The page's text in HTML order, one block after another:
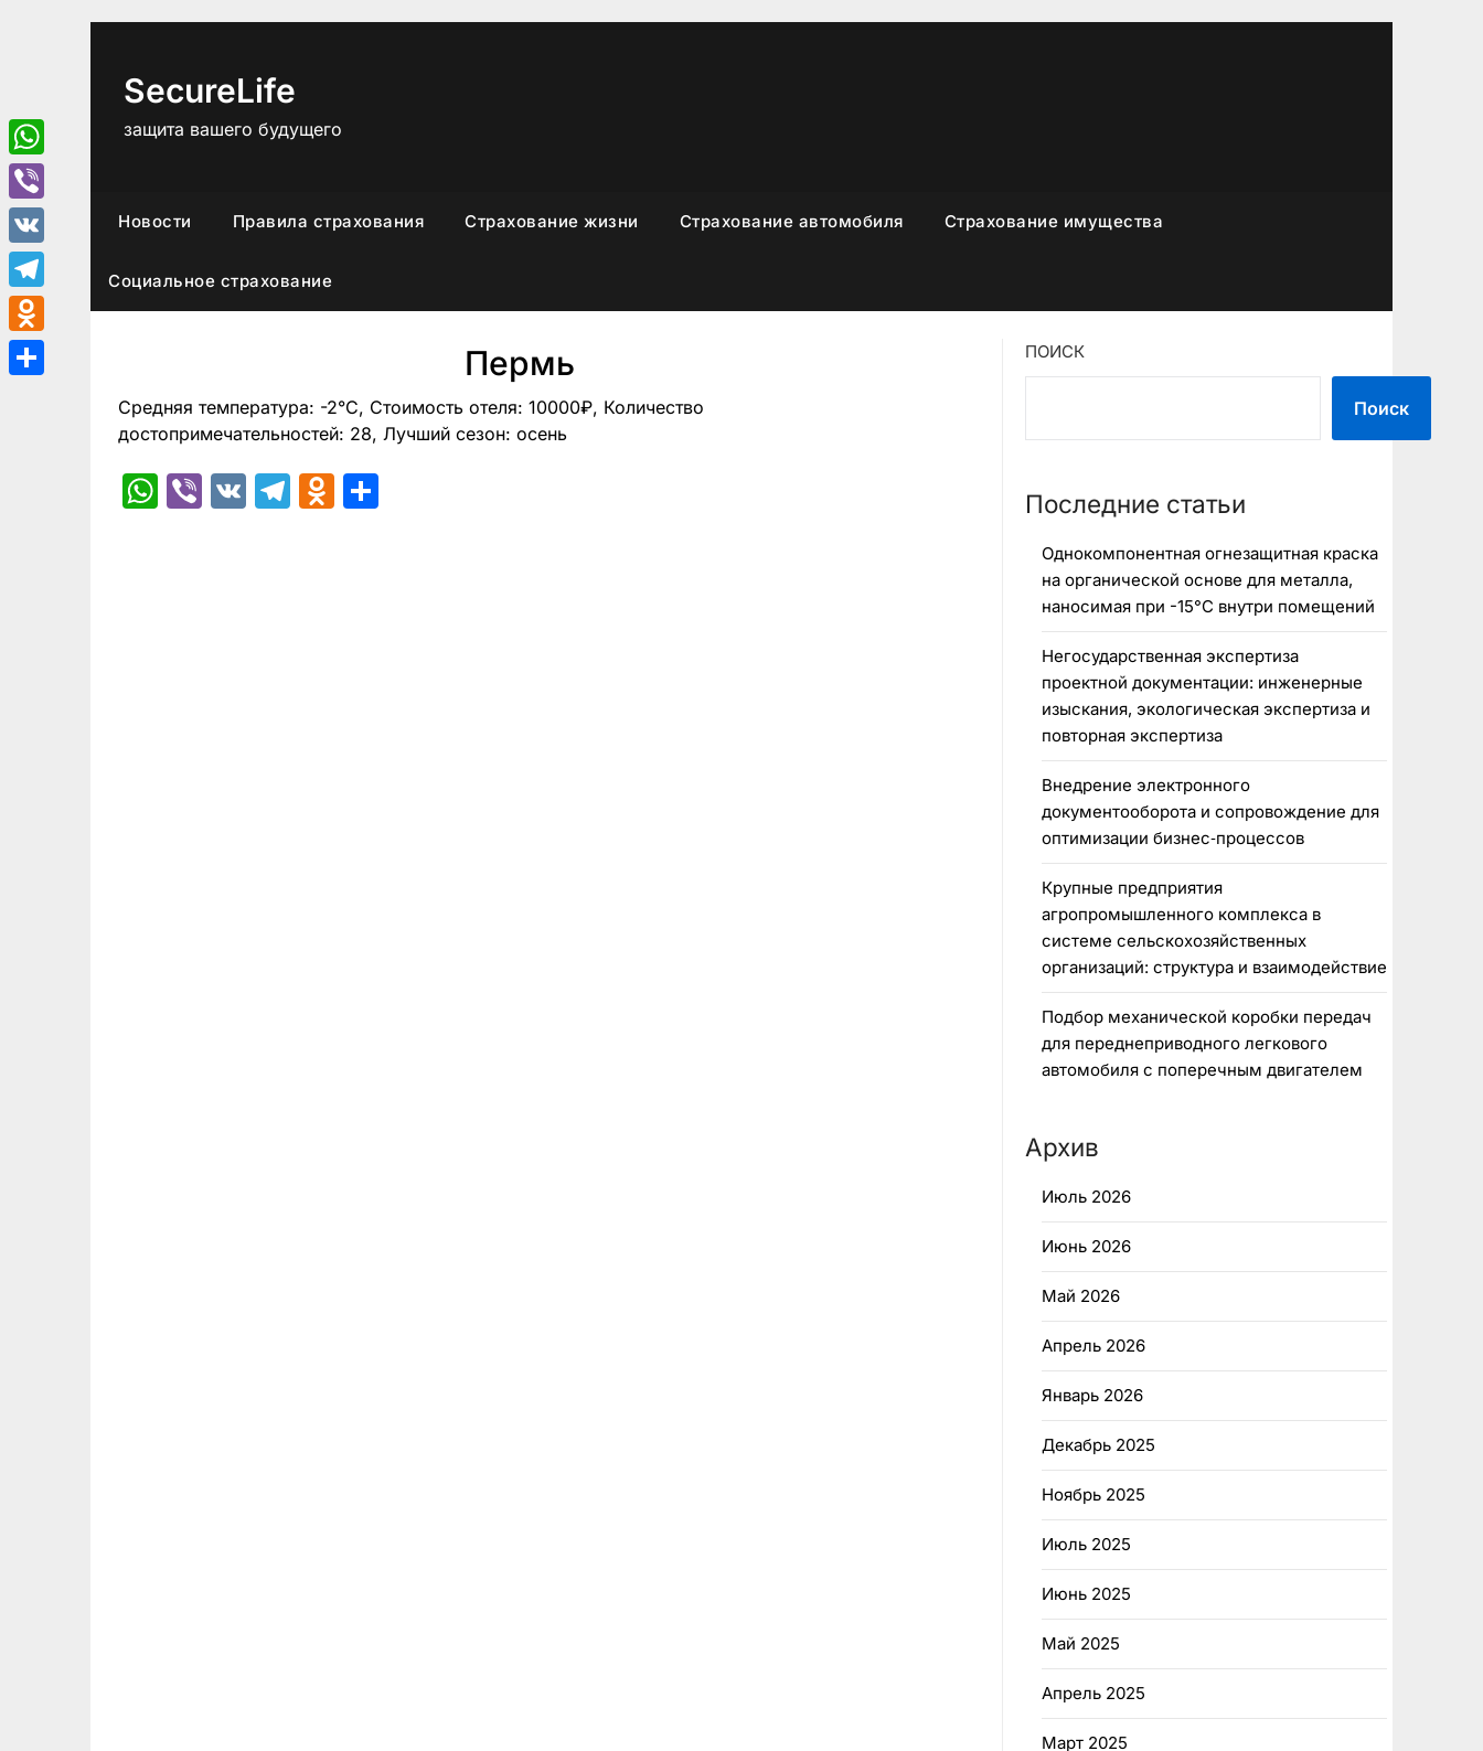
SecureLife
защита вашего будущего
Новости Правила страхования Страхование жизни Страхование автомобиля Страхование имущества
Социальное страхование
Пермь
Средняя температура: -2°C, Стоимость отеля: 10000₽, Количество
достопримечательностей: 28, Лучший сезон: осень
WhatsApp
Viber
VK Telegram
Odnoklassniki
ПОИСК
Поиск
Последние статьи
Однокомпонентная огнезащитная краска
на органической основе для металла,
наносимая при -15°C внутри помещений
Негосударственная экспертиза
проектной документации: инженерные
изыскания, экологическая экспертиза и
повторная экспертиза
Внедрение электронного
документооборота и сопровождение для
оптимизации бизнес‑процессов
Крупные предприятия
агропромышленного комплекса в
системе сельскохозяйственных
организаций: структура и взаимодействие
Подбор механической коробки передач
для переднеприводного легкового
автомобиля с поперечным двигателем
Архив
Июль 2026
Июнь 2026
Май 2026
Апрель 2026
Январь 2026
Декабрь 2025
Ноябрь 2025
Июль 2025
Июнь 2025
Май 2025
Апрель 2025
Март 2025
WhatsApp
Viber
VK
Telegram
Odnoklassniki